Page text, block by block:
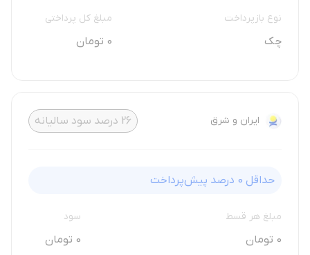
نوع بازپرداخت
چک
مبلغ کل پرداختی
0 تومان
ایران و شرق 26 درصد سود سالیانه
حداقل 0 درصد پیش‌پرداخت
مبلغ هر قسط
0 تومان
سود
0 تومان